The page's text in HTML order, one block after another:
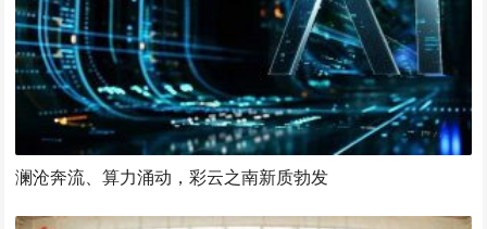
澜沧奔流、算力涌动，彩云之南新质勃发